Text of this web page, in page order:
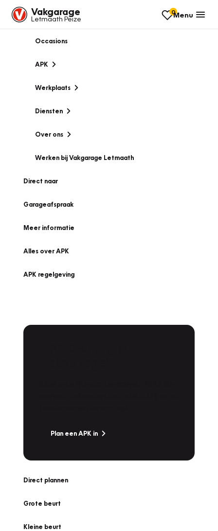
Vakgarage
Letmaath Peize
0Menu
Occasions
APK
Werkplaats
Diensten
Over ons
Werken bij Vakgarage Letmaath
Direct naar
Garageafspraak
Meer informatie
Alles over APK
APK regelgeving
Plan een APK in
Direct plannen
Grote beurt
Kleine beurt